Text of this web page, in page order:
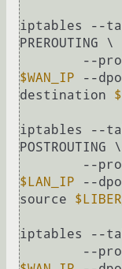
iptables --
PREROUTING \
$WAN_IP --
destination
iptables --
POSTROUTING \
$LAN_IP --
source
iptables --